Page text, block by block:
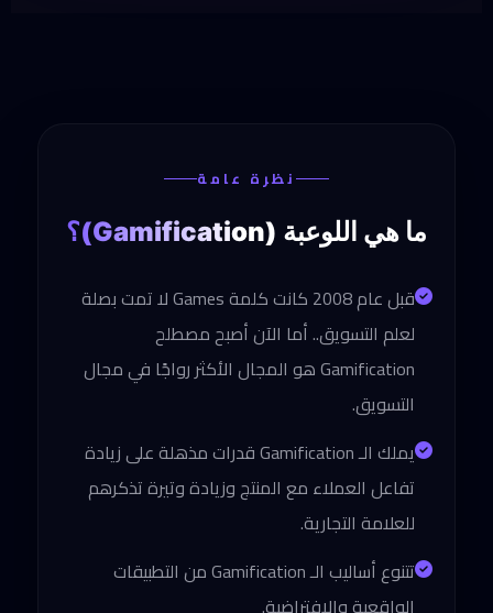
نظرة عامة
ما هي اللوعبة (Gamification)؟
قبل عام 2008 كانت كلمة Games لا تمت بصلة
لعلم التسويق.. أما الآن أصبح مصطلح
Gamification هو المجال الأكثر رواجًا في مجال
التسويق.
يملك الـ Gamification قدرات مذهلة على زيادة
تفاعل العملاء مع المنتج وزيادة وتيرة تذكرهم
للعلامة التجارية.
تتنوع أساليب الـ Gamification من التطبيقات